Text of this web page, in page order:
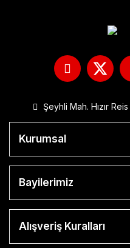
Şeyhli Mah. Hızır
Kurumsal
Bayilerimiz
Alışveriş Kuralları